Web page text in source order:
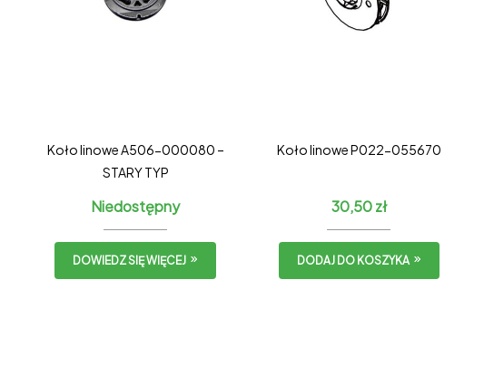
Koło linowe A506-000080 –
STARY TYP
Niedostępny
DOWIEDZ SIĘ WIĘCEJ
Koło linowe P022-055670
30,50zł
DODAJ DO KOSZYKA